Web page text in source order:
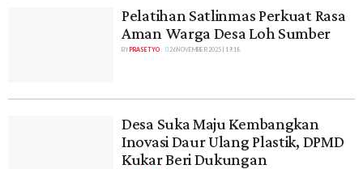
Pelatihan Satlinmas Perkuat Rasa
Aman Warga Desa Loh Sumber
BYPRASETYO 26 NOVEMBER 2025 | 19:18
Desa Suka Maju Kembangkan
Inovasi Daur Ulang Plastik, DPMD
Kukar Beri Dukungan